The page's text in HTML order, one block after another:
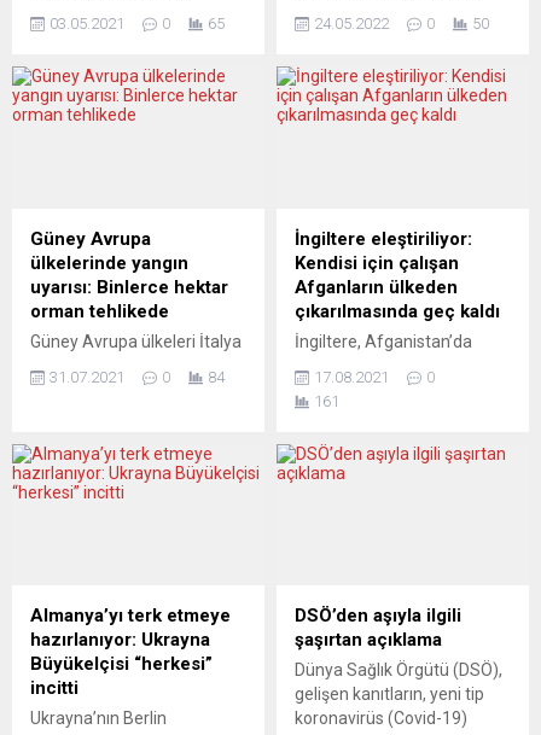
görüşmeleri süren
Hıristiyan Demokrat Birlik
(CDU) partisinin, korona
partinin eyalet hükümeti için
yaptığı pazarlıklarda, birinci
sırayı korona önlemlerinden
olumsuz yönde etkilenen
alanlarının ve şehir
merkezindeki mağazaların
03.05.2021 0 65
ülkelerde meydana gelen
nedeniyle yerinden edilen
kişi sayısının ilk defa 100
açıklamada, 2021 sonuna
doğru dünya genelinde zorla
yerinden edilenlerin 90
milyona yükseldiğini
kaydederek, son...
24.05.2022 0 50
Güney Avrupa
ülkelerinde yangın
uyarısı: Binlerce hektar
orman tehlikede
Güney Avrupa ülkeleri İtalya
sıcaklıkları nedeniyle yeni
verildi. İtalyan basınında yer
alan haberlere göre, ülkenin
yaklaşık 1500 kişinin
yerinden olduğu büyük
yangının ardından Sivil
Savunma Ajansı tarafından
31.07.2021 0 84
İngiltere eleştiriliyor:
Kendisi için çalışan
Afganların ülkeden
çıkarılmasında geç kaldı
İngiltere, Afganistan’da
personeli için çalışan
Afganların ülkeden güvenli
kalmakla eleştiriliyor.
yardım eden Afganların
güvenliğinin sağlanarak
ülkeden çıkarılmasında
yeterince hızlı hareket
etmediği eleştirisinde
bulundu. Eski İngiliz ordu
17.08.2021
0
161
Almanya’yı terk etmeye
hazırlanıyor: Ukrayna
Büyükelçisi “herkesi”
incitti
Ukrayna’nın Berlin
DSÖ’den aşıyla ilgili
şaşırtan açıklama
Dünya Sağlık Örgütü (DSÖ),
gelişen kanıtların, yeni tip
koronavirüs (Covid-19)